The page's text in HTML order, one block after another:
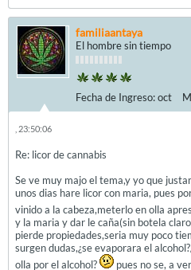
familiaantaya
El hombre sin tiempo
Fecha de Ingreso:oct
, 23:50:06
Re: licor de cannabis
Se ve muy majo el tema,y yo que
unos dias hare licor con maria, pues
vinido a la cabeza,meterlo en olla
y la maria y dar le caña(sin botela
pierde propiedades,seria muy poco
surgen dudas,¿se evaporara el
olla por el alcohol?
pues no se, a